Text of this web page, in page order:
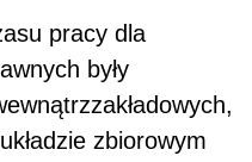
pracy dla
były
zbiorowym